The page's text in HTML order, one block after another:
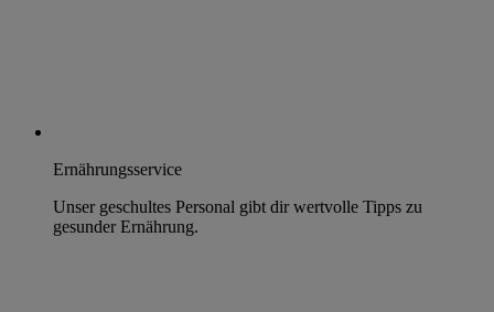
Ernährungsservice
Unser geschultes Personal gibt dir wertvolle Tipps zu
gesunder Ernährung.